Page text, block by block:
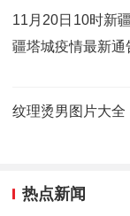
11月20日10时新
疆塔城疫情最新通
纹理烫男图片大全
热点新闻